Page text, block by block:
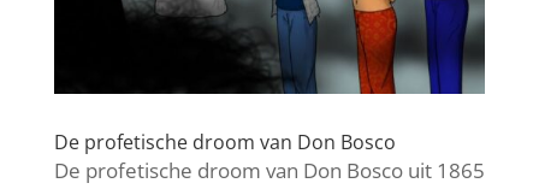
De profetische droom van Don Bosco
De profetische droom van Don Bosco uit 1865